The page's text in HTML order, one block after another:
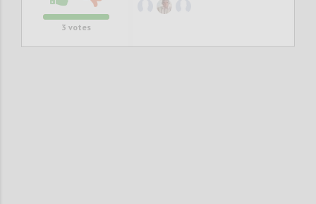
3 votes